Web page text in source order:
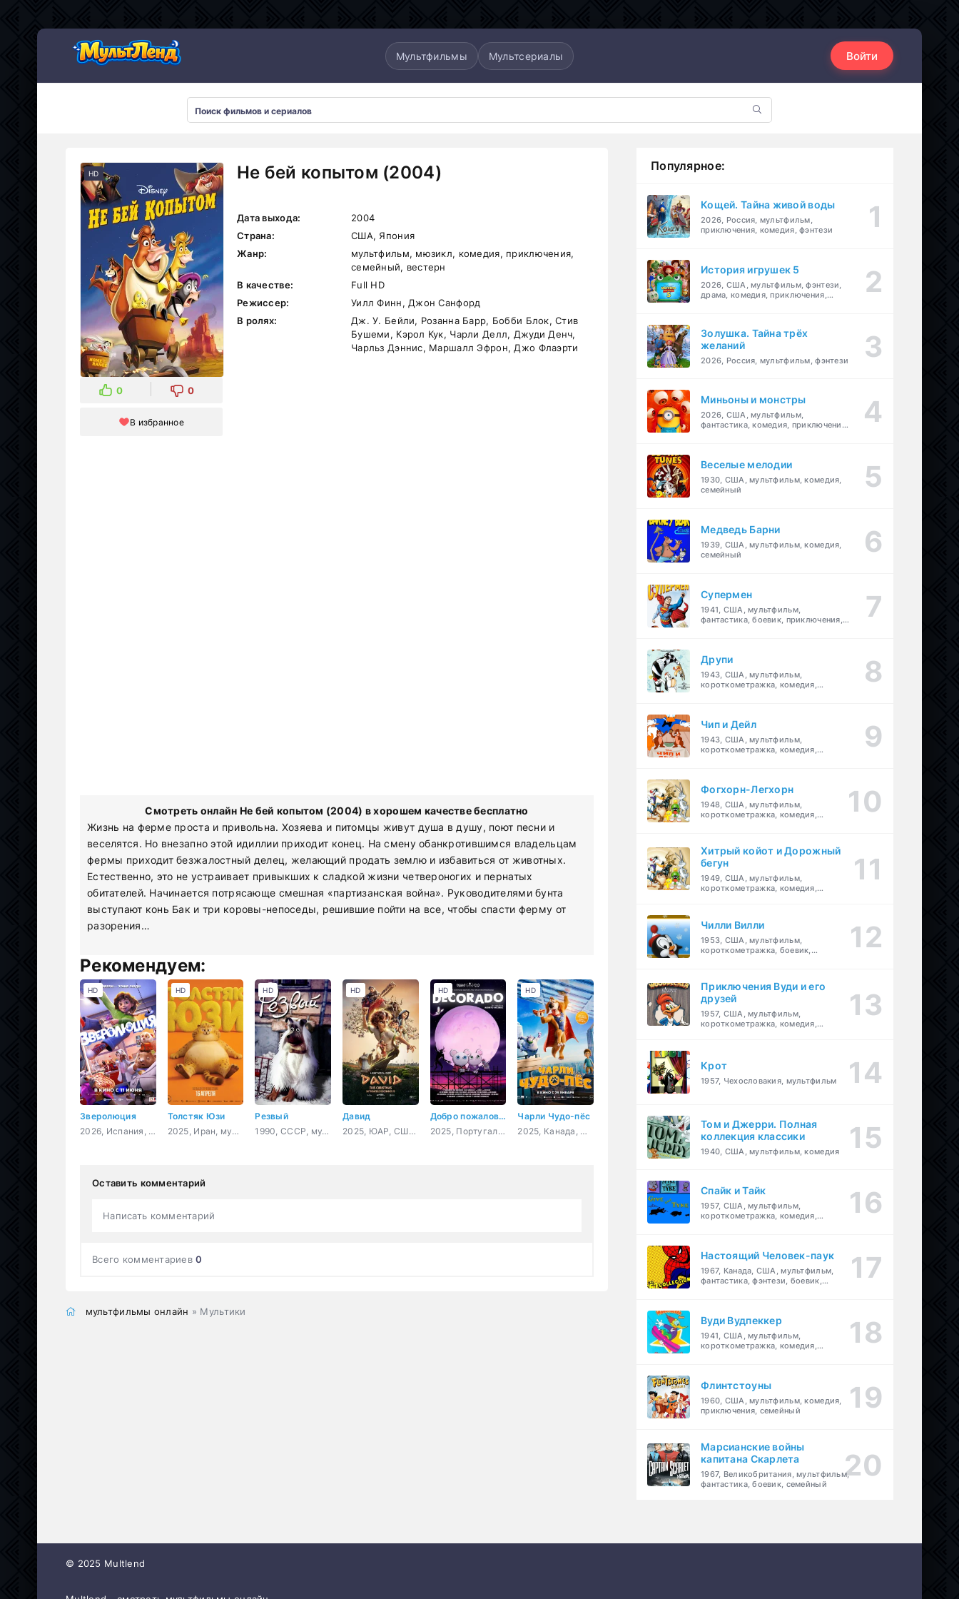
Мультфильмы Мультсериалы Войти
Не бей копытом (2004)
HD
0 0
В избранное
Дата выхода:
2004
Страна:
США, Япония
Жанр:
мультфильм, мюзикл, комедия, приключения,
семейный, вестерн
В качестве:
Full HD
Режиссер:
Уилл Финн, Джон Санфорд
В ролях:
Дж. У. Бейли, Розанна Барр, Бобби Блок, Стив
Бушеми, Кэрол Кук, Чарли Делл, Джуди Денч,
Чарльз Дэннис, Маршалл Эфрон, Джо Флаэрти
Смотреть онлайн Не бей копытом (2004) в хорошем качестве бесплатно
Жизнь на ферме проста и привольна. Хозяева и питомцы живут душа в душу, поют песни и
веселятся. Но внезапно этой идиллии приходит конец. На смену обанкротившимся владельцам
фермы приходит безжалостный делец, желающий продать землю и избавиться от животных.
Естественно, это не устраивает привыкших к сладкой жизни четвероногих и пернатых
обитателей. Начинается потрясающе смешная «партизанская война». Руководителями бунта
выступают конь Бак и три коровы-непоседы, решившие пойти на все, чтобы спасти ферму от
разорения…
Рекомендуем:
Зверолюция
2026, Испания, мультфильм, фантастика, комедия, приключения
HD
Толстяк Юзи
2025, Иран, мультфильм, приключения, комедия
HD
Резвый
1990, СССР, мультфильм, короткометражка
HD
Давид
2025, ЮАР, США, мультфильм, мюзикл, драма, приключения, семейный
HD
Добро пожаловать в Декорадо
2025, Португалия, Испания, мультфильм, ужасы, фэнтези, комедия
HD
Чарли Чудо-пёс
2025, Канада, мультфильм, комедия, фантастика
HD
Оставить комментарий
Написать комментарий
Всего комментариев0
мультфильмы онлайн » Мультики
Популярное:
Кощей. Тайна живой воды
2026, Россия, мультфильм,
приключения, комедия, фэнтези
История игрушек 5
2026, США, мультфильм, фэнтези,
драма, комедия, приключения,
Золушка. Тайна трёх
желаний
2026, Россия, мультфильм, фэнтези
Миньоны и монстры
2026, США, мультфильм,
фантастика, комедия, приключения,
Веселые мелодии
1930, США, мультфильм, комедия,
семейный
Медведь Барни
1939, США, мультфильм, комедия,
семейный
Супермен
1941, США, мультфильм,
фантастика, боевик, приключения,
Друпи
1943, США, мультфильм,
короткометражка, комедия,
Чип и Дейл
1943, США, мультфильм,
короткометражка, комедия,
Фогхорн-Легхорн
1948, США, мультфильм,
короткометражка, комедия,
Хитрый койот и Дорожный
бегун
1949, США, мультфильм,
короткометражка, комедия,
Чилли Вилли
1953, США, мультфильм,
короткометражка, боевик,
Приключения Вуди и его
друзей
1957, США, мультфильм,
короткометражка, комедия,
Крот
1957, Чехословакия, мультфильм
Том и Джерри. Полная
коллекция классики
1940, США, мультфильм, комедия
Спайк и Тайк
1957, США, мультфильм,
короткометражка, комедия,
Настоящий Человек-паук
1967, Канада, США, мультфильм,
фантастика, фэнтези, боевик,
Вуди Вудпеккер
1941, США, мультфильм,
короткометражка, комедия,
Флинтстоуны
1960, США, мультфильм, комедия,
приключения, семейный
Марсианские войны
капитана Скарлета
1967, Великобритания, мультфильм,
фантастика, боевик, семейный
© 2025 Multlend